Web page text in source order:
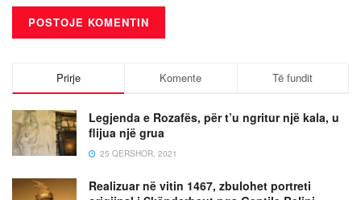
Prirje Komente Të fundit
Legjenda e Rozafës, për t’u ngritur një kala, u
flijua një grua
25 QERSHOR, 2021
Realizuar në vitin 1467, zbulohet portreti